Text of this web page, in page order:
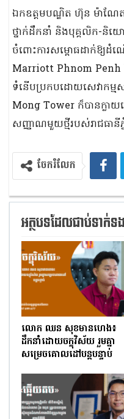
ឯកឧត្តមបណ្ឌិត ហ៊ុន ម៉ាណ
ថ្នាក់ដឹកនាំ និងបុគ្គលិក-និ
ចំពោះការសម្ពោធដាក់ឱ្យដំ
Marriott Phnom Penh
ទំនើបប្រកបដោយសេវាកម្
Mong Tower ក៏បានក្លាយ
សញ្ញាណមួយថ្មីរបស់រាជធានី
ចែករំលែក
អត្ថបទដែលជាប់ទាក់ទង
លោក ឈន សុខមានហេង៖
ដឹកនាំដោយចក្ខុវិស័យ រួមគ្នា
សម្រេចគោលដៅបន្តបន្ទាប់